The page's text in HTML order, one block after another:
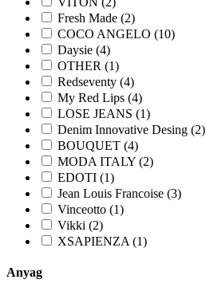
Fresh Made (2)
COCO ANGELO (10)
Daysie (4)
OTHER (1)
Redseventy (4)
My Red Lips (4)
LOSE JEANS (1)
Denim Innovative Desing (2)
BOUQUET (4)
MODA ITALY (2)
EDOTI (1)
Jean Louis Francoise (3)
Vinceotto (1)
Vikki (2)
XSAPIENZA (1)
Anyag